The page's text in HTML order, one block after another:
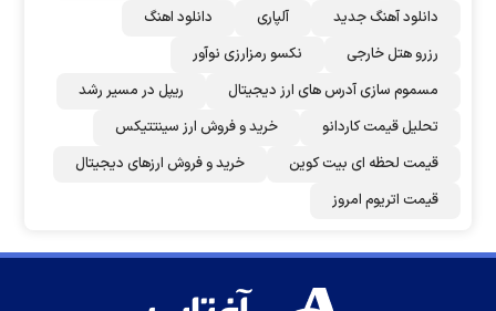
دانلود آهنگ جدید
آلپاری
دانلود اهنگ
رزرو هتل خارجی
نکسو رمزارزی نوآور
مسموم سازی آدرس های ارز دیجیتال
ریپل در مسیر رشد
تحلیل قیمت کاردانو
خرید و فروش ارز سینتتیکس
قیمت لحظه ای بیت کوین
خرید و فروش ارزهای دیجیتال
قیمت اتریوم امروز